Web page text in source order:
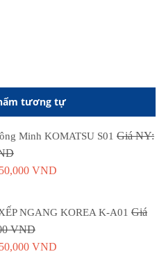
tương tự
Minh KOMATSU S01 Giá NY:
VND
NGANG KOREA K-A01 Giá
VND
VND